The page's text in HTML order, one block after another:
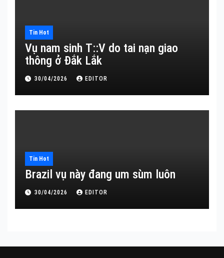
Tin Hot
Vụ nam sinh T::V do tai nạn giao
thông ở Đắk Lắk
30/04/2026 EDITOR
Tin Hot
Brazil vụ này đang um sùm luôn
30/04/2026 EDITOR